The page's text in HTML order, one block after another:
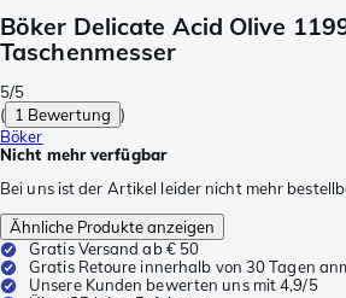
Böker Delicate Acid Olive
Taschenmesser
5/5
( 1 Bewertung )
Böker
Nicht mehr verfügbar
Bei uns ist der Artikel leider nicht mehr
Ähnliche Produkte anzeigen
Gratis Versand ab € 50
Gratis Retoure innerhalb von 30 Tagen
Unsere Kunden bewerten uns mit 4,9/5